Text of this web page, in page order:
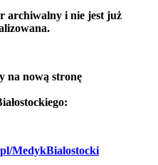
archiwalny i nie jest już
na nową stronę
MedykBialostocki